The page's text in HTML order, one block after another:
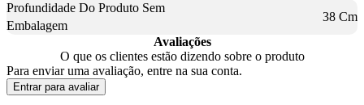
Profundidade Do Produto Sem
Embalagem
38 Cm
Avaliações
O que os clientes estão dizendo sobre o produto
Para enviar uma avaliação, entre na sua conta.
Entrar para avaliar